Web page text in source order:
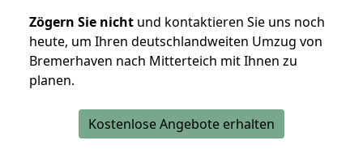
Zögern Sie nicht und kontaktieren Sie uns noch
heute, um Ihren deutschlandweiten Umzug von
Bremerhaven nach Mitterteich mit Ihnen zu
planen.
Kostenlose Angebote erhalten